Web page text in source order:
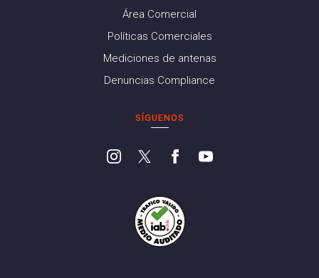
Área Comercial
Políticas Comerciales
Mediciones de antenas
Denuncias Compliance
SÍGUENOS